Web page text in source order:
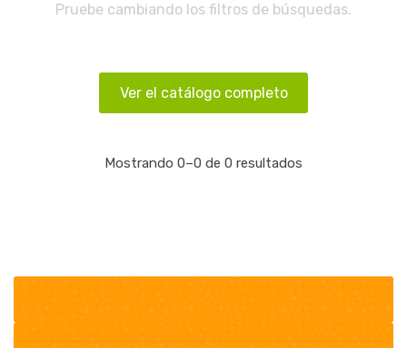
Pruebe cambiando los filtros de búsquedas.
Ver el catálogo completo
Mostrando 0–0 de 0 resultados